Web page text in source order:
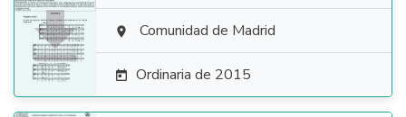
  Comunidad de Madrid
 Ordinaria de 2015